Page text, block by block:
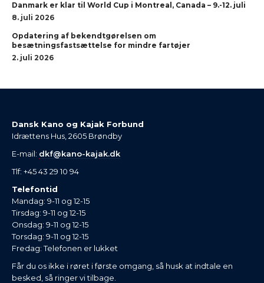
Danmark er klar til World Cup i Montreal, Canada – 9.-12. juli
8. juli 2026
Opdatering af bekendtgørelsen om
besætningsfastsættelse for mindre fartøjer
2. juli 2026
Dansk Kano og Kajak Forbund
Idrættens Hus, 2605 Brøndby
E-mail: dkf@kano-kajak.dk
Tlf: +45 43 29 10 94
Telefontid
Mandag: 9-11 og 12-15
Tirsdag: 9-11 og 12-15
Onsdag: 9-11 og 12-15
Torsdag: 9-11 og 12-15
Fredag: Telefonen er lukket
Får du os ikke i røret i første omgang, så husk at indtale en
besked, så ringer vi tilbage.